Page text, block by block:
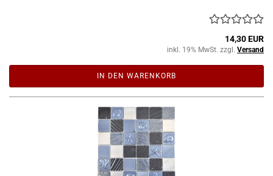
14,30 EUR
inkl. 19% MwSt. zzgl. Versand
IN DEN WARENKORB